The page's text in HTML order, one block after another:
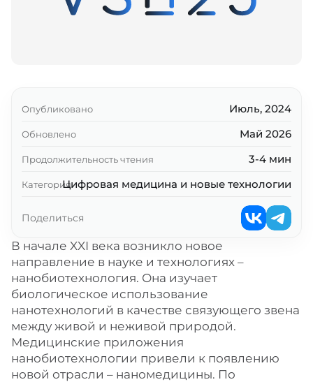
В начале XXI века возникло новое
направление в науке и технологиях –
нанобиотехнология. Она изучает
биологическое использование
нанотехнологий в качестве связующего звена
между живой и неживой природой.
Медицинские приложения
нанобиотехнологии привели к появлению
новой отрасли – наномедицины. По
Опубликовано Июль, 2024
Обновлено Май 2026
Продолжительность чтения 3-4 мин
КатегорияЦифровая медицина и новые технологии
Поделиться